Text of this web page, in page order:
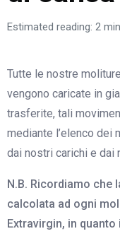
Estimated reading: 2
Tutte le nostre
vengono caricate in
trasferite, tali
mediante l’elenco dei
dai nostri carichi e dai
N.B. Ricordiamo che
calcolata ad ogni
Extravirgin, in